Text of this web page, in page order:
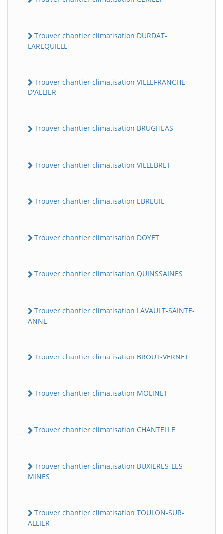
Trouver chantier climatisation DURDAT-
LAREQUILLE
Trouver chantier climatisation VILLEFRANCHE-
D'ALLIER
Trouver chantier climatisation BRUGHEAS
Trouver chantier climatisation VILLEBRET
Trouver chantier climatisation EBREUIL
Trouver chantier climatisation DOYET
Trouver chantier climatisation QUINSSAINES
Trouver chantier climatisation LAVAULT-SAINTE-
ANNE
Trouver chantier climatisation BROUT-VERNET
Trouver chantier climatisation MOLINET
Trouver chantier climatisation CHANTELLE
Trouver chantier climatisation BUXIERES-LES-
MINES
Trouver chantier climatisation TOULON-SUR-
ALLIER